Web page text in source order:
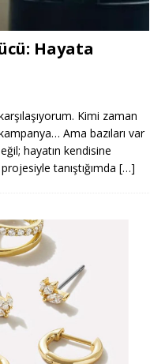
Hayata
Kimi zaman
Ama bazıları var
hayatın kendisine
tanıştığımda […]